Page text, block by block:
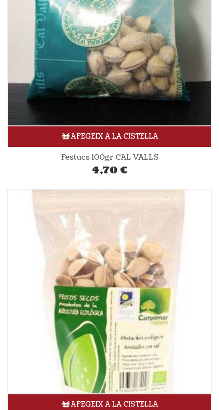
AFEGEIX A LA CISTELLA
Festucs 100gr CAL VALLS
4,70 €
AFEGEIX A LA CISTELLA